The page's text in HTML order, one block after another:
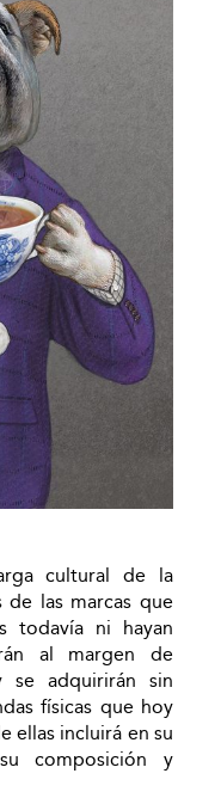
cultural de la
las marcas que
todavía ni hayan
al margen de
se adquirirán sin
físicas que hoy
ellas incluirá en su
composición y